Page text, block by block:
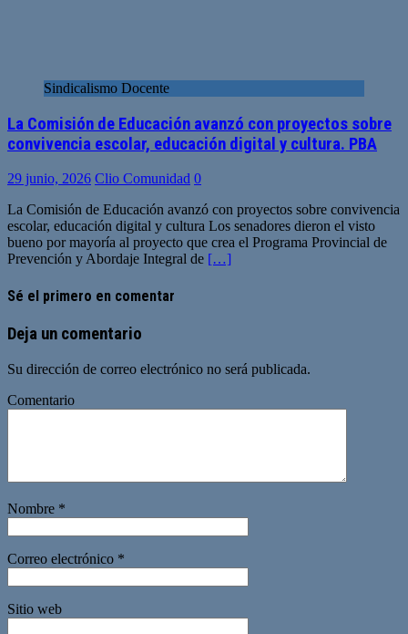
Sindicalismo Docente
La Comisión de Educación avanzó con proyectos sobre
convivencia escolar, educación digital y cultura. PBA
29 junio, 2026 Clio Comunidad 0
La Comisión de Educación avanzó con proyectos sobre convivencia
escolar, educación digital y cultura Los senadores dieron el visto
bueno por mayoría al proyecto que crea el Programa Provincial de
Prevención y Abordaje Integral de […]
Sé el primero en comentar
Deja un comentario
Su dirección de correo electrónico no será publicada.
Comentario
Nombre *
Correo electrónico *
Sitio web